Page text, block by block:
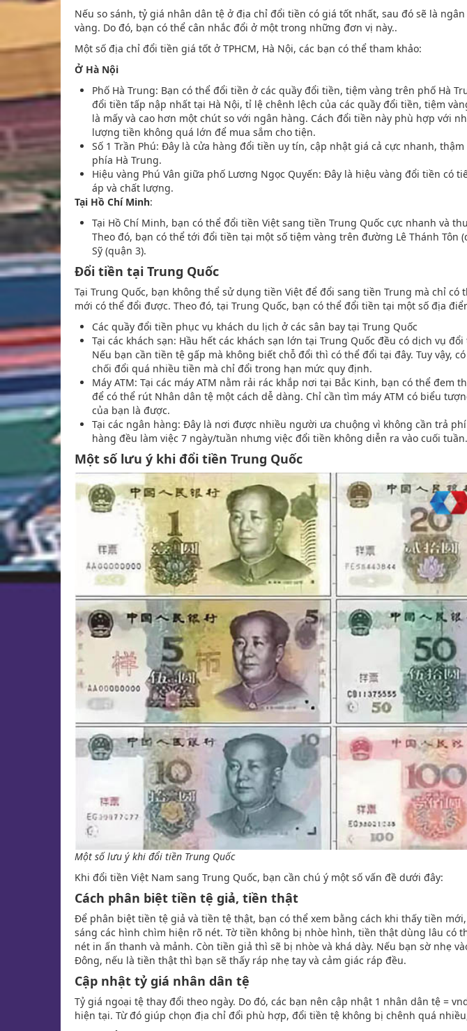
Nếu so sánh, tỷ giá nhân dân tệ ở địa chỉ đổi tiền có giá tốt nhất, sau đó sẽ là
vàng. Do đó, bạn có thể cân nhắc đổi ở một trong những đơn vị này..
Một số địa chỉ đổi tiền giá tốt ở TPHCM, Hà Nội, các bạn có thể tham khảo:
Ở Hà Nội
Phố Hà Trung: Bạn có thể đổi tiền ở các quầy đổi tiền, tiệm vàng trên phố Hà
đổi tiền tấp nập nhất tại Hà Nội, tỉ lệ chênh lệch của các quầy đổi tiền, tiệm
là mấy và cao hơn một chút so với ngân hàng. Cách đổi tiền này phù hợp với
lượng tiền không quá lớn để mua sắm cho tiện.
Số 1 Trần Phú: Đây là cửa hàng đổi tiền uy tín, cập nhật giá cả cực nhanh,
phía Hà Trung.
Hiệu vàng Phú Vân giữa phố Lương Ngọc Quyến: Đây là hiệu vàng đổi tiền có
áp và chất lượng.
Tại Hồ Chí Minh:
Tại Hồ Chí Minh, bạn có thể đổi tiền Việt sang tiền Trung Quốc cực nhanh và
Theo đó, bạn có thể tới đổi tiền tại một số tiệm vàng trên đường Lê Thánh Tôn
Sỹ (quận 3).
Đổi tiền tại Trung Quốc
Tại Trung Quốc, bạn không thể sử dụng tiền Việt để đổi sang tiền Trung mà chỉ có
mới có thể đổi được. Theo đó, tại Trung Quốc, bạn có thể đổi tiền tại một số địa
Các quầy đổi tiền phục vụ khách du lịch ở các sân bay tại Trung Quốc
Tại các khách sạn: Hầu hết các khách sạn lớn tại Trung Quốc đều có dịch vụ
Nếu bạn cần tiền tệ gấp mà không biết chỗ đổi thì có thể đổi tại đây. Tuy vậy,
chối đổi quá nhiều tiền mà chỉ đổi trong hạn mức quy định.
Máy ATM: Tại các máy ATM nằm rải rác khắp nơi tại Bắc Kinh, bạn có thể đem
để có thể rút Nhân dân tệ một cách dễ dàng. Chỉ cần tìm máy ATM có biểu
của bạn là được.
Tại các ngân hàng: Đây là nơi được nhiều người ưa chuộng vì không cần trả
hàng đều làm việc 7 ngày/tuần nhưng việc đổi tiền không diễn ra vào cuối tuần.
Một số lưu ý khi đổi tiền Trung Quốc
Một số lưu ý khi đổi tiền Trung Quốc
Khi đổi tiền Việt Nam sang Trung Quốc, bạn cần chú ý một số vấn đề dưới đây:
Cách phân biệt tiền tệ giả, tiền thật
Để phân biệt tiền tệ giả và tiền tệ thật, bạn có thể xem bằng cách khi thấy tiền
sáng các hình chìm hiện rõ nét. Tờ tiền không bị nhòe hình, tiền thật dùng lâu có
nét in ấn thanh và mảnh. Còn tiền giả thì sẽ bị nhòe và khá dày. Nếu bạn sờ nhẹ
Đông, nếu là tiền thật thì bạn sẽ thấy ráp nhẹ tay và cảm giác ráp đều.
Cập nhật tỷ giá nhân dân tệ
Tỷ giá ngoại tệ thay đổi theo ngày. Do đó, các bạn nên cập nhật 1 nhân dân tệ =
hiện tại. Từ đó giúp chọn địa chỉ đổi phù hợp, đổi tiền tệ không bị chênh quá